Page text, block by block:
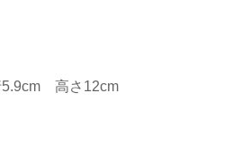
5.9cm 高さ 12cm